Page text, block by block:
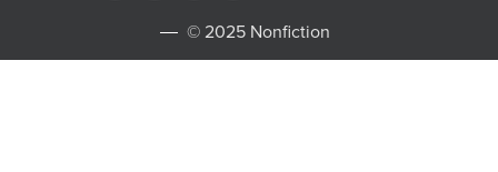
© 2025 Nonfiction